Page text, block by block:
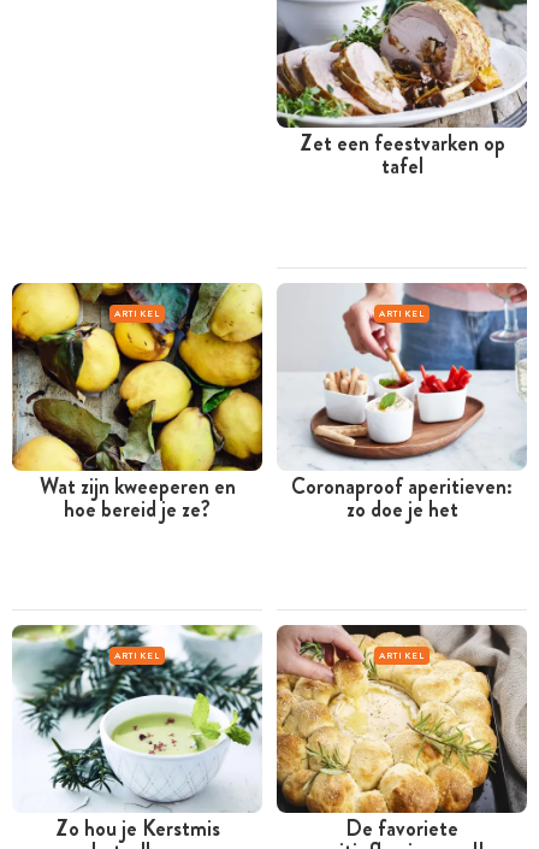
Zet een feestvarken op
tafel
ARTIKEL
Wat zijn kweeperen en
hoe bereid je ze?
ARTIKEL
Coronaproof aperitieven:
zo doe je het
ARTIKEL
Zo hou je Kerstmis
ARTIKEL
De favoriete